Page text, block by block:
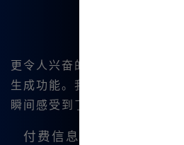
更令人兴奋的是，注册用户还
生成功能。我尝试用它生成了
瞬间感受到了创作的乐趣，难
付费信息与性价比